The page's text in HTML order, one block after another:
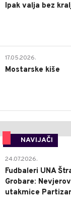
Ipak valja bez
17.05.2026.
Mostarske kiše
NAVIJAČI
24.07.2026.
Fudbaleri UNA
Grobare:
utakmice